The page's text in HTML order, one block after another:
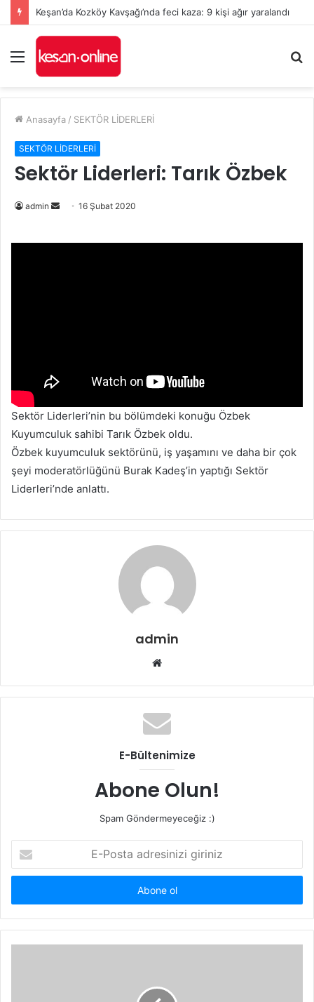
Keşan’da Kozköy Kavşağı’nda feci kaza: 9 kişi ağır yaralandı
Menü
...
Anasayfa / SEKTÖR LİDERLERİ
SEKTÖR LİDERLERİ
Sektör Liderleri: Tarık Özbek
admin
Bir
16 Şubat 2020
Sektör Liderleri’nin bu bölümdeki konuğu Özbek
Kuyumculuk sahibi Tarık Özbek oldu.
Özbek kuyumculuk sektörünü, iş yaşamını ve daha bir çok
şeyi moderatörlüğünü Burak Kadeş’in yaptığı Sektör
Liderleri’nde anlattı.
admin
Web
E-Bültenimize
Abone Olun!
Spam Göndermeyeceğiz :)
Posta
adresinizi